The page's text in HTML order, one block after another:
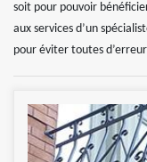
soit pour pouvoir
aux services d’un
pour éviter toutes